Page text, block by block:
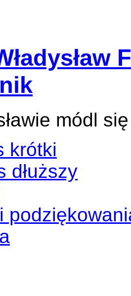
módl
krótki
dłuższy